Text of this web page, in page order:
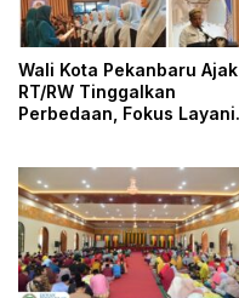
Wali Kota Pekanbaru Ajak
RT/RW Tinggalkan
Perbedaan, Fokus Layani